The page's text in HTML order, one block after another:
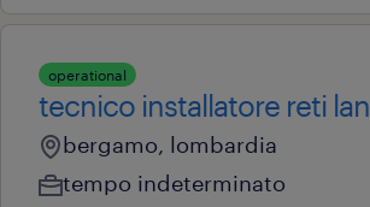
operational
tecnico installatore reti lan
bergamo, lombardia
tempo indeterminato